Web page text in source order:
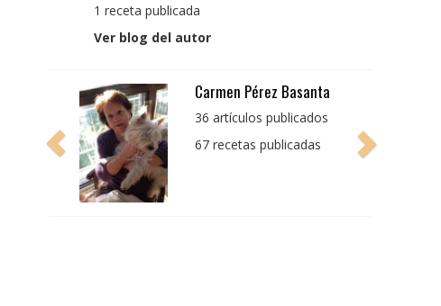
1 receta publicada
Ver blog del autor
Pedro Manuel Collado
Cruz
producto bien tratado